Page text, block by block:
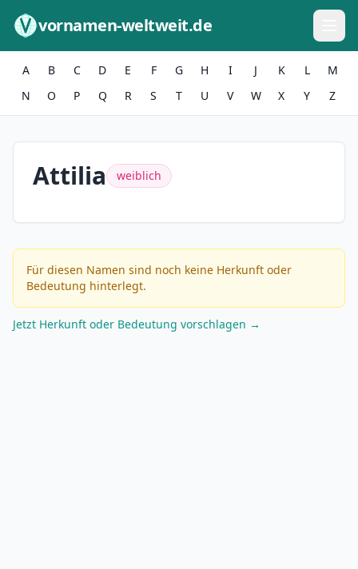
vornamen-weltweit.de
A B C D E F G H I J K L
M
N
O P Q R S T U V W X Y Z
Attilia weiblich
Für diesen Namen sind noch keine Herkunft oder
Bedeutung hinterlegt.
Jetzt Herkunft oder Bedeutung vorschlagen →